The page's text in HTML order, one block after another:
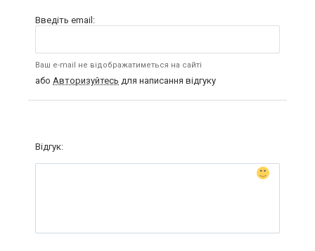
Введіть email:
Ваш e-mail не відображатиметься на сайті
або Авторизуйтесь для написання відгуку
Відгук: